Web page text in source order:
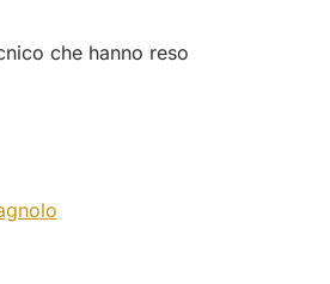
che hanno reso